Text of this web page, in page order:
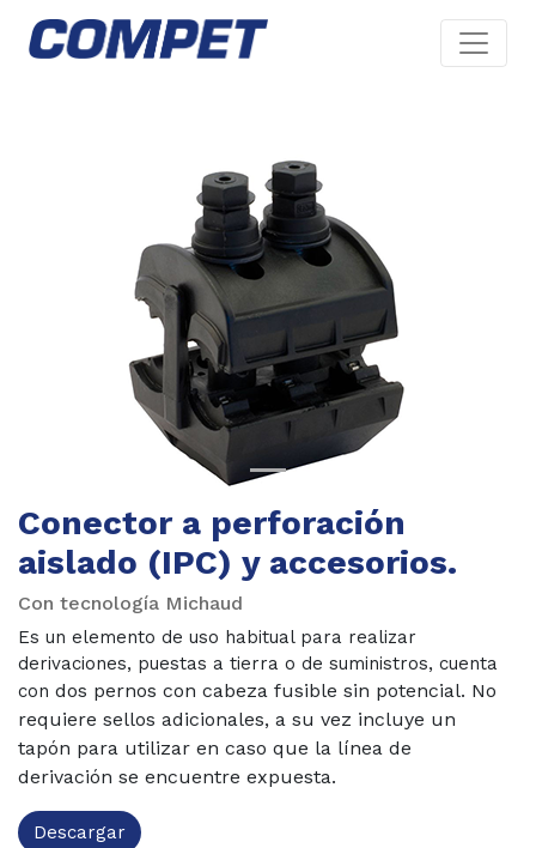
Conector a perforación
aislado (IPC) y accesorios.
Con tecnología Michaud
Es un elemento de uso habitual para realizar
derivaciones, puestas a tierra o de suministros, cuenta
con dos pernos con cabeza fusible sin potencial. No
requiere sellos adicionales, a su vez incluye un
tapón para utilizar en caso que la línea de
derivación se encuentre expuesta.
Descargar